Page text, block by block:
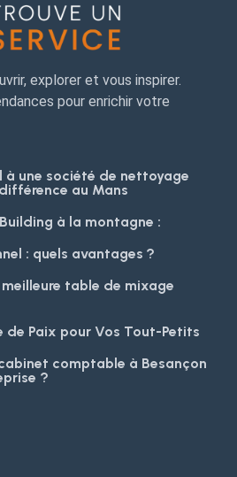
explorer et vous inspirer.
pour enrichir votre
à une société de nettoyage
au Mans
à la montagne :
: quels avantages ?
table de mixage
de Paix pour Vos Tout-Petits
comptable à Besançon
?